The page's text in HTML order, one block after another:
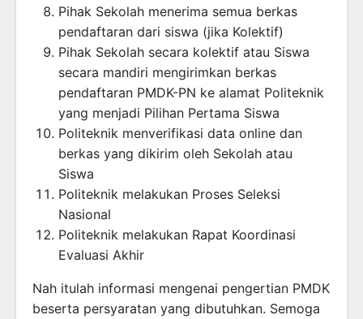
Pihak Sekolah menerima semua berkas
pendaftaran dari siswa (jika Kolektif)
Pihak Sekolah secara kolektif atau Siswa
secara mandiri mengirimkan berkas
pendaftaran PMDK-PN ke alamat Politeknik
yang menjadi Pilihan Pertama Siswa
Politeknik menverifikasi data online dan
berkas yang dikirim oleh Sekolah atau
Siswa
Politeknik melakukan Proses Seleksi
Nasional
Politeknik melakukan Rapat Koordinasi
Evaluasi Akhir
Nah itulah informasi mengenai pengertian PMDK
beserta persyaratan yang dibutuhkan. Semoga